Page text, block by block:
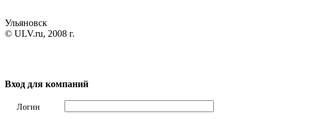
Ульяновск
© ULV.ru, 2008 г.
Вход для компаний
Логин